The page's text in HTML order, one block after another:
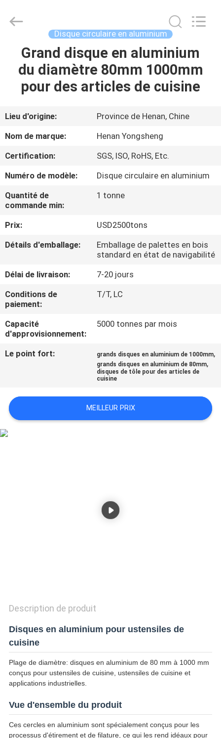
MAISON
PRODUITS
AU
SUJET
DE
VISITE
CONTRÔLE
QUALITÉ
CONTACTEZ-
NOUS
NOUVELLES
DEMANDEZ
Yongsheng
Aluminum
Reserved.
Disque circulaire en aluminium
Grand disque en aluminium
du diamètre 80mm 1000mm
pour des articles de cuisine
Lieu d'origine:
Province de Henan, Chine
Nom de marque:
Henan Yongsheng
Certification:
SGS, ISO, RoHS, Etc.
Numéro de modèle:
Disque circulaire en aluminium
Quantité de
commande min:
1 tonne
Prix:
USD2500tons
Détails d'emballage:
Emballage de palettes en bois
standard en état de navigabilité
Délai de livraison:
7-20 jours
Conditions de
paiement:
T/T, LC
Capacité
d'approvisionnement:
5000 tonnes par mois
Le point fort: grands disques en aluminium de 1000mm,
grands disques en aluminium de 80mm,
disques de tôle pour des articles de
cuisine
MEILLEUR PRIX
Description de produit
Disques en aluminium pour ustensiles de
cuisine
Plage de diamètre: disques en aluminium de 80 mm à 1000 mm
conçus pour ustensiles de cuisine, ustensiles de cuisine et
applications industrielles.
Vue d'ensemble du produit
Ces cercles en aluminium sont spécialement conçus pour les
processus d'étirement et de filature, ce qui les rend idéaux pour